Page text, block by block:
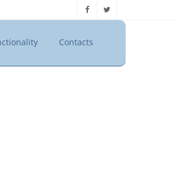
Contacts